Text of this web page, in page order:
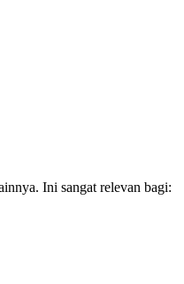
Ini sangat relevan bagi: